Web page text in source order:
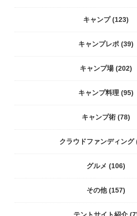
キャンプ(123)
キャンプレポ (39)
キャンプ場(202)
キャンプ料理 (95)
キャンプ術 (78)
クラウドファンディング
グルメ (106)
その他(157)